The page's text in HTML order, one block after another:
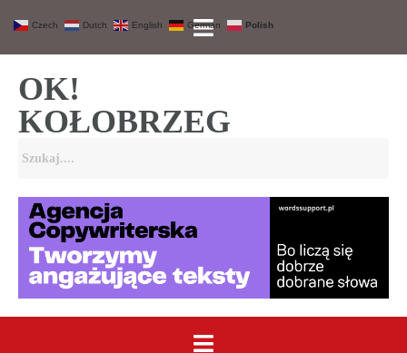
OK!
KOŁOBRZEG
Czech Dutch English German Polish